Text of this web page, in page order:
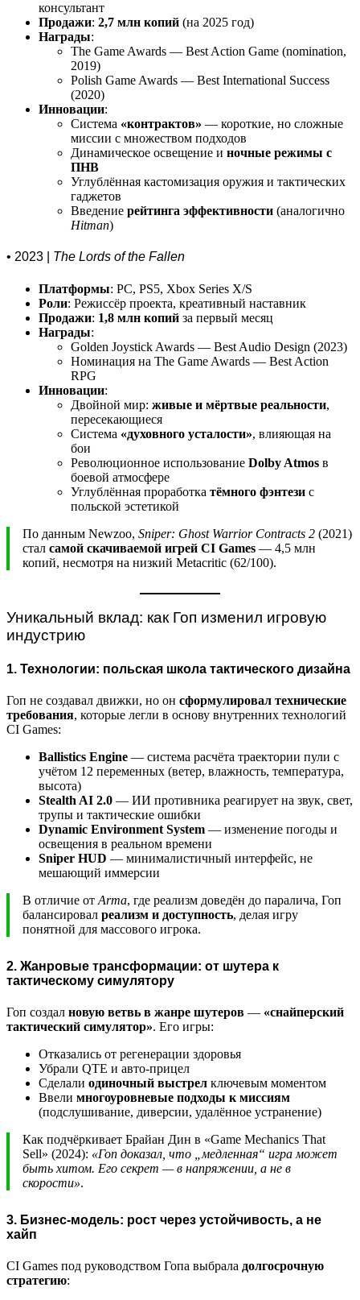
консультант
Продажи: 2,7 млн копий (на 2025 год)
Награды:
The Game Awards — Best Action Game (nomination,
2019)
Polish Game Awards — Best International Success
(2020)
Инновации:
Система «контрактов» — короткие, но сложные
миссии с множеством подходов
Динамическое освещение и ночные режимы с
ПНВ
Углублённая кастомизация оружия и тактических
гаджетов
Введение рейтинга эффективности (аналогично
Hitman)
• 2023 | The Lords of the Fallen
Платформы: PC, PS5, Xbox Series X/S
Роли: Режиссёр проекта, креативный наставник
Продажи: 1,8 млн копий за первый месяц
Награды:
Golden Joystick Awards — Best Audio Design (2023)
Номинация на The Game Awards — Best Action
RPG
Инновации:
Двойной мир: живые и мёртвые реальности,
пересекающиеся
Система «духовного усталости», влияющая на
бои
Революционное использование Dolby Atmos в
боевой атмосфере
Углублённая проработка тёмного фэнтези с
польской эстетикой
По данным Newzoo, Sniper: Ghost Warrior Contracts 2 (2021)
стал самой скачиваемой игрей CI Games — 4,5 млн
копий, несмотря на низкий Metacritic (62/100).
Уникальный вклад: как Гоп изменил игровую
индустрию
1. Технологии: польская школа тактического дизайна
Гоп не создавал движки, но он сформулировал технические
требования, которые легли в основу внутренних технологий
CI Games:
Ballistics Engine — система расчёта траектории пули с
учётом 12 переменных (ветер, влажность, температура,
высота)
Stealth AI 2.0 — ИИ противника реагирует на звук, свет,
трупы и тактические ошибки
Dynamic Environment System — изменение погоды и
освещения в реальном времени
Sniper HUD — минималистичный интерфейс, не
мешающий иммерсии
В отличие от Arma, где реализм доведён до паралича, Гоп
балансировал реализм и доступность, делая игру
понятной для массового игрока.
2. Жанровые трансформации: от шутера к
тактическому симулятору
Гоп создал новую ветвь в жанре шутеров — «снайперский
тактический симулятор». Его игры:
Отказались от регенерации здоровья
Убрали QTE и авто-прицел
Сделали одиночный выстрел ключевым моментом
Ввели многоуровневые подходы к миссиям
(подслушивание, диверсии, удалённое устранение)
Как подчёркивает Брайан Дин в «Game Mechanics That
Sell» (2024): «Гоп доказал, что „медленная“ игра может
быть хитом. Его секрет — в напряжении, а не в
скорости».
3. Бизнес-модель: рост через устойчивость, а не
хайп
CI Games под руководством Гопа выбрала долгосрочную
стратегию: